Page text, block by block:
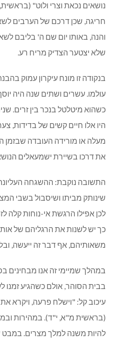
נושאים נכאת וצרי ולוט"
חריגה, שכן דרכם של הערבים
והנה, באותו יום שם ה' בליבם
שלא יצטער הצדיק מריח רע.
בנקודה זו מונח עיקרון עמוק
עולמו. עשרים ושתים שנה היה
כשהוא מיטלטל בנכר בין זרים.
היו אלו חיים קשים של בדידות,
מעלה או מורידה העובדה
את דרכו בשיירת ישמעאלים
התשובה נוקבת: ההשגחה
שינותק מביתו ושיסבול בשבי
לכן אפילו הרגשת אי-נוחות קלה
כך יש לשנות את הרגליהם של
משאותיהם, אף דבר זה ייעשה,
במהלך שמיימי זה אנו מבחינים
בבית הסוהר, אולם כשהגיע זמנו
עיכוב קל: "וישלח פרעה, ויקרא את
(בראשית מ"א, י"ד). במהירות
להיות משנה למלך מצרים. במבט